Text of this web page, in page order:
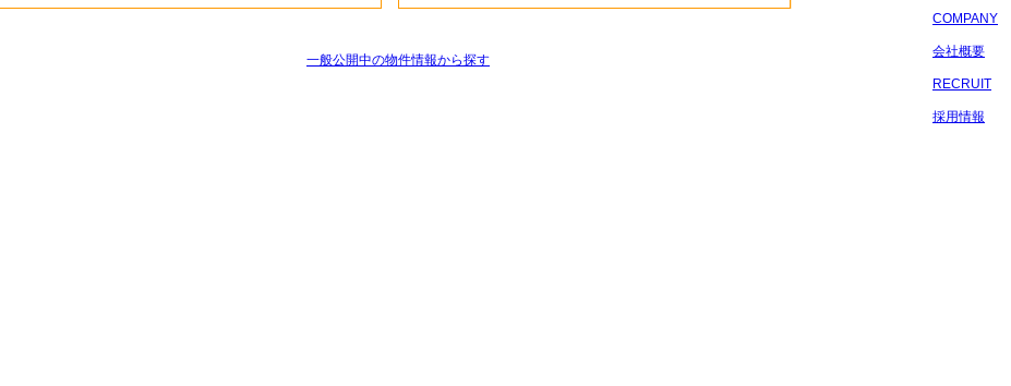
COMPANY
会社概要
RECRUIT
採用情報
一般公開中の物件情報から探す